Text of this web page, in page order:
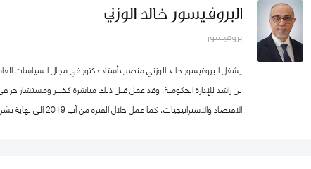
البروفيسور خالد الوزني
بروفيسور
يشغل البروفيسور خالد الوزني منصب أستاذ دكتور في مجال السياسات
بن راشد للإدارة الحكومية، وقد عمل قبل ذلك مباشرة كخبير ومستشار حر
الاقتصاد والاستراتيجيات، كما عمل